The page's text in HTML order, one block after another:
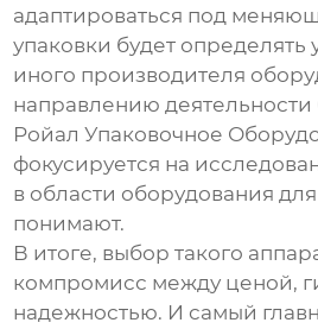
адаптироваться под
упаковки будет определять
иного производителя
направлению
Ройал Упаковочное
фокусируется на
в области оборудования
понимают.
В итоге, выбор такого
компромисс между ценой,
надежностью. И самый